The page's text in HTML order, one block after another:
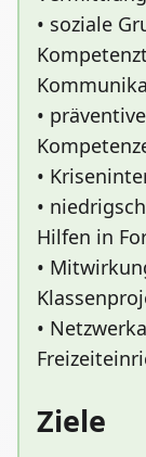
• soziale
•
•
•
Hilfen in
•
•
Ziele